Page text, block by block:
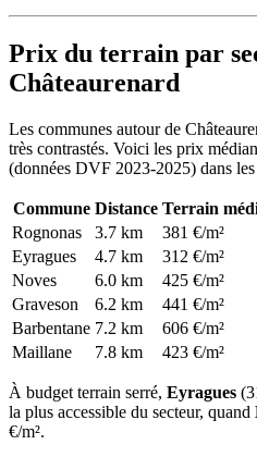
Prix du terrain par
Châteaurenard
Les communes autour de
très contrastés. Voici les prix
(données DVF 2023-2025) dans
Commune Distance Terrain
Rognonas
3.7 km
381 €/m²
Eyragues
4.7 km
312 €/m²
Noves
6.0 km
425 €/m²
Graveson
6.2 km
441 €/m²
Barbentane 7.2 km
606 €/m²
Maillane
7.8 km 423 €/m²
À budget terrain serré, Eyragues
la plus accessible du secteur, quand
€/m².